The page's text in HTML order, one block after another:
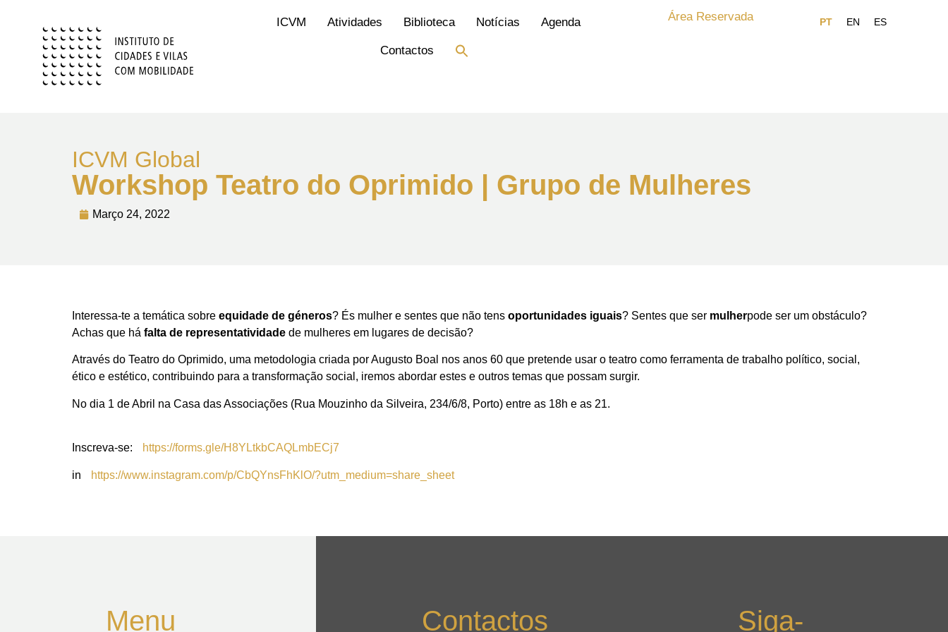
ICVM Atividades Biblioteca Notícias Agenda
Contactos
Área Reservada
ICVM Global
Workshop Teatro do Oprimido | Grupo de Mulheres
Março 24, 2022
Interessa-te a temática sobre equidade de géneros? És mulher e sentes que não tens oportunidades iguais? Sentes que ser mulherpode ser um obstáculo?
Achas que há falta de representatividade de mulheres em lugares de decisão?
Através do Teatro do Oprimido, uma metodologia criada por Augusto Boal nos anos 60 que pretende usar o teatro como ferramenta de trabalho político, social,
ético e estético, contribuindo para a transformação social, iremos abordar estes e outros temas que possam surgir.
No dia 1 de Abril na Casa das Associações (Rua Mouzinho da Silveira, 234/6/8, Porto) entre as 18h e as 21.
Inscreva-se: https://forms.gle/H8YLtkbCAQLmbECj7
in https://www.instagram.com/p/CbQYnsFhKlO/?utm_medium=share_sheet
Menu Contactos Siga-